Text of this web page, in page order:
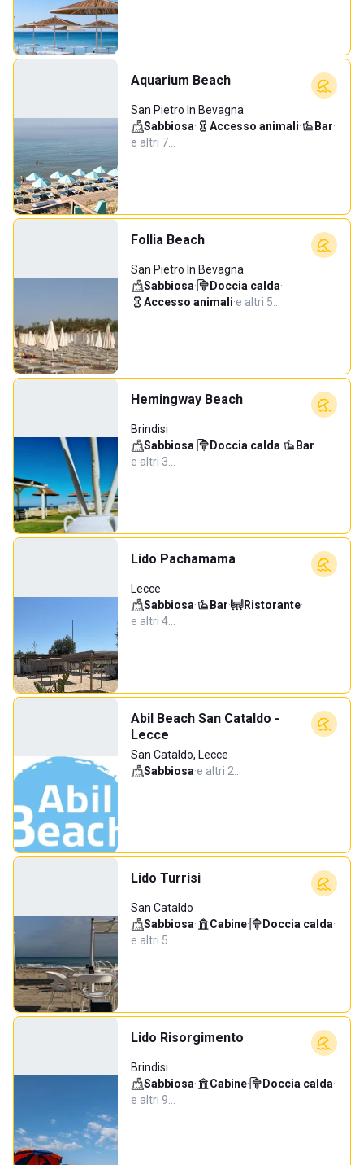
Aquarium Beach
San Pietro In Bevagna
Sabbiosa· Accesso animali· Bar·
e altri 7…
Follia Beach
San Pietro In Bevagna
Sabbiosa· Doccia calda·
Accesso animali·e altri 5…
Hemingway Beach
Brindisi
Sabbiosa· Doccia calda· Bar·
e altri 3…
Lido Pachamama
Lecce
Sabbiosa· Bar· Ristorante·
e altri 4…
Abil Beach San Cataldo -
Lecce
San Cataldo, Lecce
Sabbiosa·e altri 2…
Lido Turrisi
San Cataldo
Sabbiosa· Cabine· Doccia calda·
e altri 5…
Lido Risorgimento
Brindisi
Sabbiosa· Cabine· Doccia calda·
e altri 9…